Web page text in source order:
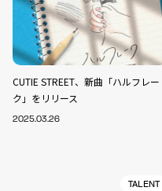
CUTIE STREET、新曲「ハルフレー
ク」をリリース
2025.03.26
TALENT